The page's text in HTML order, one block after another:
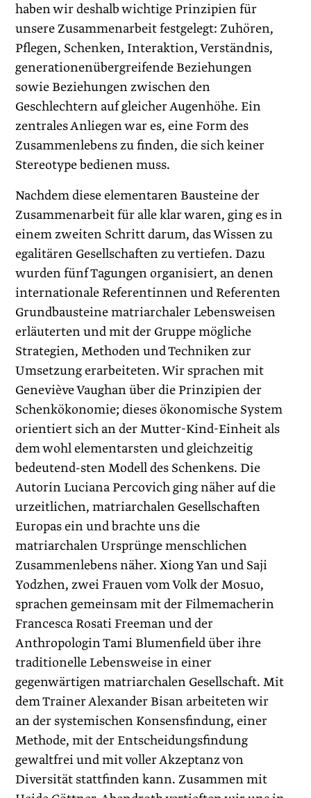
haben wir deshalb wichtige Prinzipien für
unsere Zusammenarbeit festgelegt: Zuhören,
Pflegen, Schenken, Interaktion, Verständnis,
generationenübergreifende Beziehungen
sowie Beziehungen zwischen den
Geschlechtern auf gleicher Augenhöhe. Ein
zentrales Anliegen war es, eine Form des
Zusammenlebens zu finden, die sich keiner
Stereotype bedienen muss.
Nachdem diese elementaren Bausteine der
Zusammenarbeit für alle klar waren, ging es in
einem zweiten Schritt darum, das Wissen zu
egalitären Gesellschaften zu vertiefen. Dazu
wurden fünf Tagungen organisiert, an denen
internationale Referentinnen und Referenten
Grundbausteine matriarchaler Lebensweisen
erläuterten und mit der Gruppe mögliche
Strategien, Methoden und Techniken zur
Umsetzung erarbeiteten. Wir sprachen mit
Geneviève Vaughan über die Prinzipien der
Schenkökonomie; dieses ökonomische System
orientiert sich an der Mutter-Kind-Einheit als
dem wohl elementarsten und gleichzeitig
bedeutend-sten Modell des Schenkens. Die
Autorin Luciana Percovich ging näher auf die
urzeitlichen, matriarchalen Gesellschaften
Europas ein und brachte uns die
matriarchalen Ursprünge menschlichen
Zusammenlebens näher. Xiong Yan und Saji
Yodzhen, zwei Frauen vom Volk der Mosuo,
sprachen gemeinsam mit der Filmemacherin
Francesca Rosati Freeman und der
Anthropologin Tami Blumenfield über ihre
traditionelle Lebensweise in einer
gegenwärtigen matriarchalen Gesellschaft. Mit
dem Trainer Alexander Bisan arbeiteten wir
an der systemischen Konsensfindung, einer
Methode, mit der Entscheidungsfindung
gewaltfrei und mit voller Akzeptanz von
Diversität stattfinden kann. Zusammen mit